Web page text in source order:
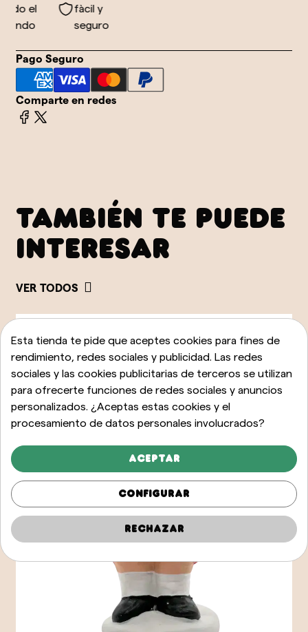
el
fàcil y
seguro
Pago Seguro
Comparte en redes
TAMBIÉN TE PUEDE
INTERESAR
VER TODOS
Esta tienda te pide que aceptes cookies para fines de
rendimiento, redes sociales y publicidad. Las redes
sociales y las cookies publicitarias de terceros se utilizan
para ofrecerte funciones de redes sociales y anuncios
personalizados. ¿Aceptas estas cookies y el
procesamiento de datos personales involucrados?
Aceptar
Configurar
Rechazar